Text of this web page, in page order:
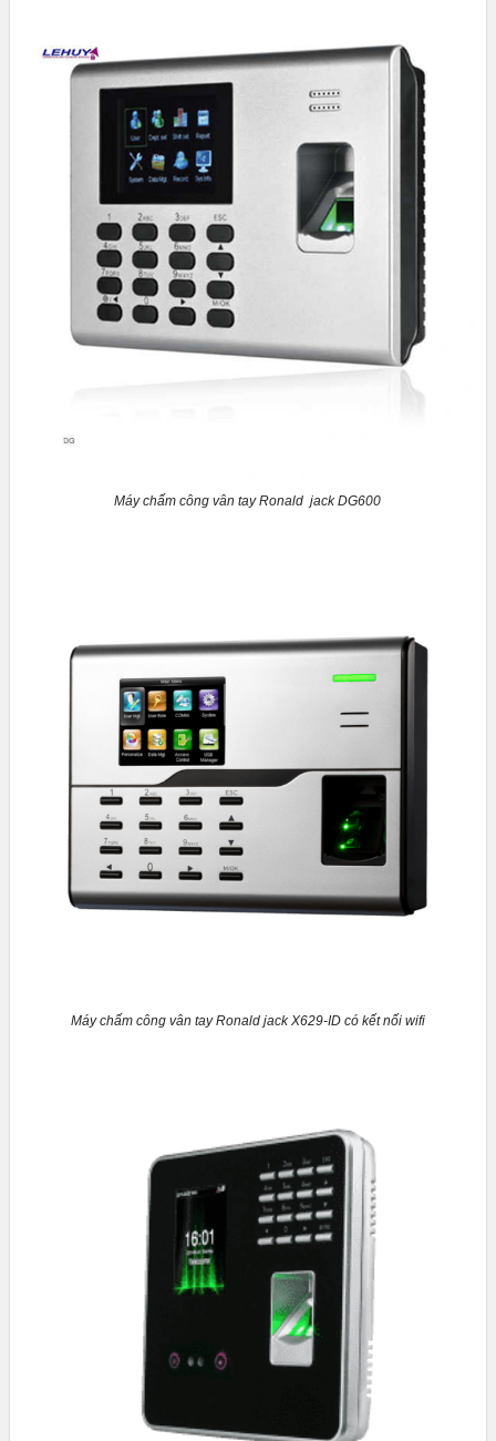
Máy chấm công vân tay Ronald jack DG600
Máy chấm công vân tay Ronald jack X629-ID có kết nối wifi